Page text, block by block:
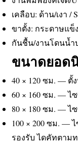
เคลือบ: ด้าน/เงา /
ขาตั้ง: กระดาษแข็
กันชื้น/งานโดนน้ำบ่
ขนาดยอด
40 × 120 ซม. — ตั้
60 × 160 ซม. — ไ
80 × 180 ซม. — ไ
100 × 200 ซม. —
รองรับ ไดคัทตาม